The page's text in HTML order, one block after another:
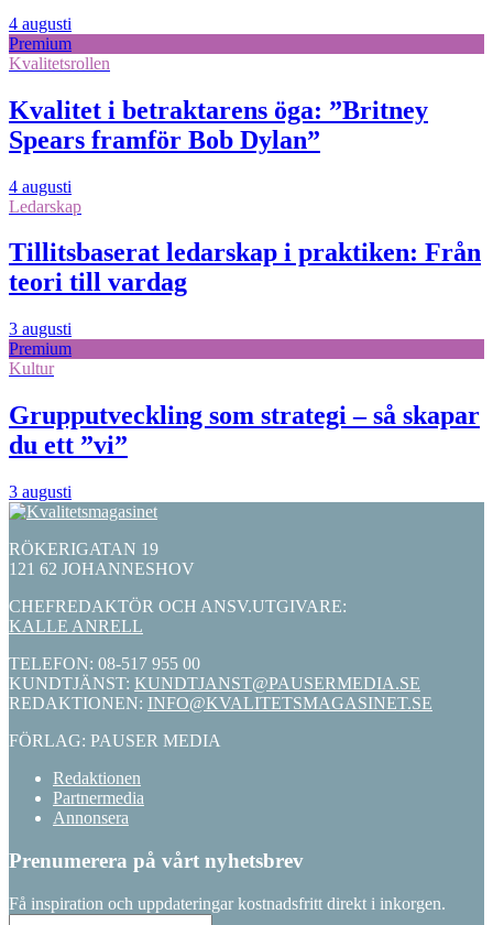
4 augusti
Premium
Kvalitetsrollen
Kvalitet i betraktarens öga: ”Britney
Spears framför Bob Dylan”
4 augusti
Ledarskap
Tillitsbaserat ledarskap i praktiken: Från
teori till vardag
3 augusti
Premium
Kultur
Grupputveckling som strategi – så skapar
du ett ”vi”
3 augusti
RÖKERIGATAN 19
121 62 JOHANNESHOV
CHEFREDAKTÖR OCH ANSV.UTGIVARE:
KALLE ANRELL
TELEFON: 08-517 955 00
KUNDTJÄNST: KUNDTJANST@PAUSERMEDIA.SE
REDAKTIONEN: INFO@KVALITETSMAGASINET.SE
FÖRLAG: PAUSER MEDIA
Redaktionen
Partnermedia
Annonsera
Prenumerera på vårt nyhetsbrev
Få inspiration och uppdateringar kostnadsfritt direkt i inkorgen.